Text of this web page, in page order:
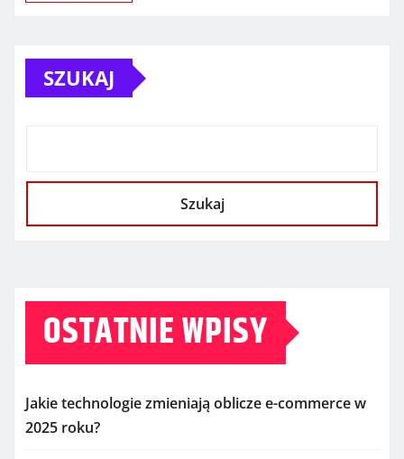
SZUKAJ
Szukaj
OSTATNIE WPISY
Jakie technologie zmieniają oblicze e-commerce w
2025 roku?